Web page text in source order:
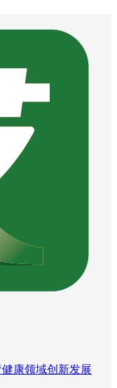
康领域创新发展